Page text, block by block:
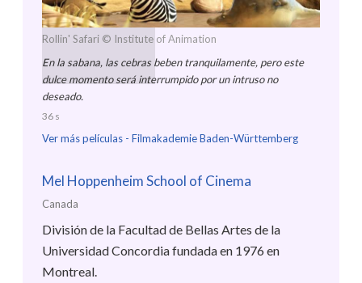
Rollin' Safari © Institute of Animation
En la sabana, las cebras beben tranquilamente, pero este
dulce momento será interrumpido por un intruso no
deseado.
36 s
Ver más películas - Filmakademie Baden-Württemberg
Mel Hoppenheim School of Cinema
Canada
División de la Facultad de Bellas Artes de la
Universidad Concordia fundada en 1976 en
Montreal.